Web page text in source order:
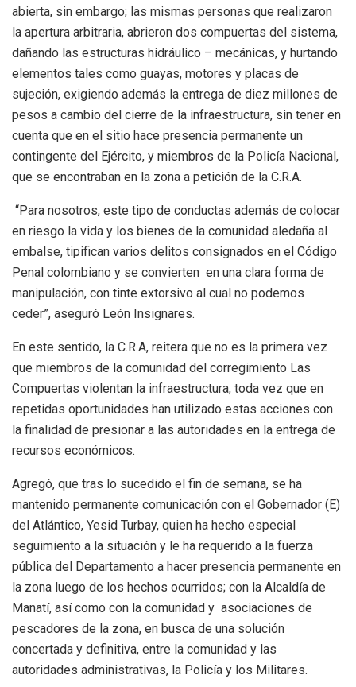
abierta, sin embargo; las mismas personas que realizaron
la apertura arbitraria, abrieron dos compuertas del sistema,
dañando las estructuras hidráulico – mecánicas, y hurtando
elementos tales como guayas, motores y placas de
sujeción, exigiendo además la entrega de diez millones de
pesos a cambio del cierre de la infraestructura, sin tener en
cuenta que en el sitio hace presencia permanente un
contingente del Ejército, y miembros de la Policía Nacional,
que se encontraban en la zona a petición de la C.R.A.
“Para nosotros, este tipo de conductas además de colocar
en riesgo la vida y los bienes de la comunidad aledaña al
embalse, tipifican varios delitos consignados en el Código
Penal colombiano y se convierten en una clara forma de
manipulación, con tinte extorsivo al cual no podemos
ceder”, aseguró León Insignares.
En este sentido, la C.R.A, reitera que no es la primera vez
que miembros de la comunidad del corregimiento Las
Compuertas violentan la infraestructura, toda vez que en
repetidas oportunidades han utilizado estas acciones con
la finalidad de presionar a las autoridades en la entrega de
recursos económicos.
Agregó, que tras lo sucedido el fin de semana, se ha
mantenido permanente comunicación con el Gobernador (E)
del Atlántico, Yesid Turbay, quien ha hecho especial
seguimiento a la situación y le ha requerido a la fuerza
pública del Departamento a hacer presencia permanente en
la zona luego de los hechos ocurridos; con la Alcaldía de
Manatí, así como con la comunidad y asociaciones de
pescadores de la zona, en busca de una solución
concertada y definitiva, entre la comunidad y las
autoridades administrativas, la Policía y los Militares.